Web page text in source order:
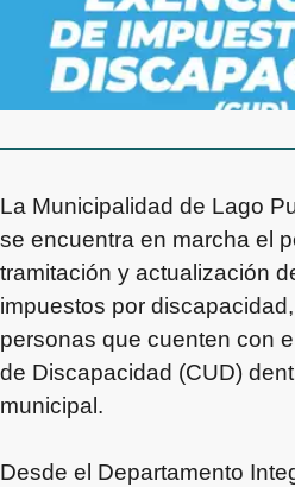
La Municipalidad de Lago
se encuentra en marcha el
tramitación y actualización
impuestos por
personas que cuenten con
de Discapacidad (CUD)
municipal.
Desde el Departamento